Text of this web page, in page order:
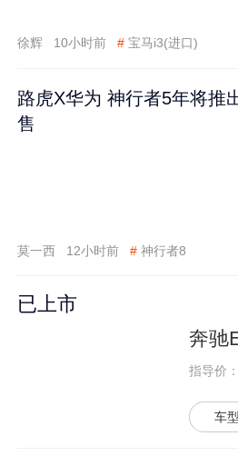
徐辉 10小时前 # 宝马i3(进口)
路虎X华为 神行者5年将推
售
莫一西 12小时前 # 神行者8
已上市
奔驰
指导价：
车